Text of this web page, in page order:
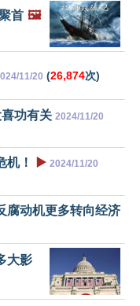
首 🖼️
11/20 (26,874次)
功有关 2024/11/20
机！ ▶️ 2024/11/20
腐动机更多转向经济
大影